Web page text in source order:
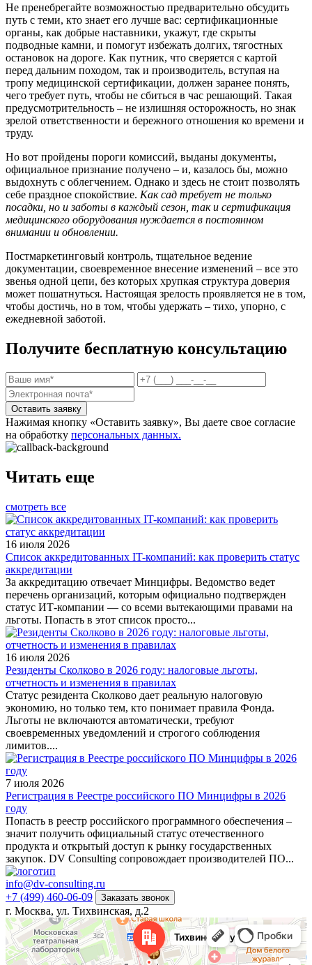
Не пренебрегайте возможностью предварительно обсудить
путь с теми, кто знает его лучше вас: сертификационные
органы, как добрые наставники, укажут, где скрыты
подводные камни, и помогут избежать долгих, тягостных
остановок на дороге. Как путник, что сверяется с картой
перед дальним походом, так и производитель, вступая на
тропу медицинской сертификации, должен заранее понять,
чего требует путь, чтобы не сбиться в час решающий. Такая
предусмотрительность – не излишняя осторожность, но знак
зрелой ответственности и бережного отношения ко времени и
труду.
Но вот пройдены пороги комиссий, выданы документы,
официальное признание получено – и, казалось бы, можно
выдохнуть с облегчением. Однако и здесь не стоит позволять
себе праздное спокойствие. Как сад требует не только
посадки, но и заботы в каждый сезон, так и сертификация
медицинского оборудования нуждается в постоянном
внимании и обновлении.
Постмаркетинговый контроль, тщательное ведение
документации, своевременное внесение изменений – все это
звенья одной цепи, без которых хрупкая структура доверия
может пошатнуться. Настоящая зрелость проявляется не в том,
чтобы достичь, но в том, чтобы удержать – тихо, упорно, с
ежедневной заботой.
Получите бесплатную консультацию
Оставить заявку
Нажимая кнопку «Оставить заявку», Вы даете свое согласие
на обработку персональных данных.
Читать еще
смотреть все
16 июля 2026
Список аккредитованных IT-компаний: как проверить статус
аккредитации
За аккредитацию отвечает Минцифры. Ведомство ведет
перечень организаций, которым официально подтвержден
статус ИТ-компании — со всеми вытекающими правами на
льготы. Попасть в этот список просто...
16 июля 2026
Резиденты Сколково в 2026 году: налоговые льготы,
отчетность и изменения в правилах
Статус резидента Сколково дает реальную налоговую
экономию, но только тем, кто понимает правила Фонда.
Льготы не включаются автоматически, требуют
своевременных уведомлений и строгого соблюдения
лимитов....
7 июля 2026
Регистрация в Реестре российского ПО Минцифры в 2026
году
Попасть в реестр российского программного обеспечения –
значит получить официальный статус отечественного
продукта и открытый доступ к рынку государственных
закупок. DV Consulting сопровождает производителей ПО...
info@dv-consulting.ru
+7 (499) 460-06-09
Заказать звонок
г. Москва, ул. Тихвинская, д.2